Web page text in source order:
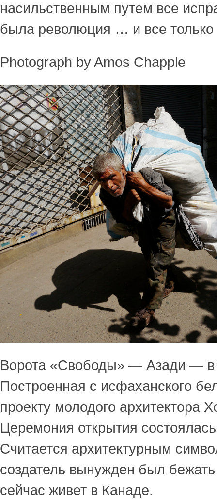
насильственным путем все
была революция … и все только
Photograph by Amos Chapple
Ворота «Свободы» — Азади — в
Построенная с исфаханского
проекту молодого архитектора
Церемония открытия
Считается архитектурным
создатель вынужден был
сейчас живет в Канаде.